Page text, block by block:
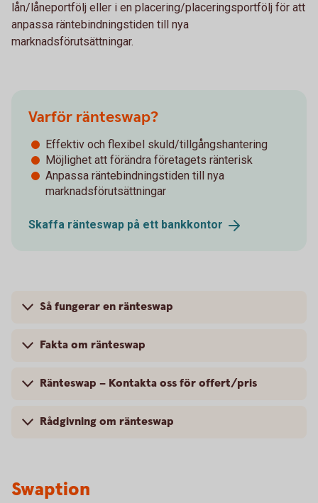
lån/låneportfölj eller i en placering/placeringsportfölj för att
anpassa räntebindningstiden till nya
marknadsförutsättningar.
Varför ränteswap?
Effektiv och flexibel skuld/tillgångshantering
Möjlighet att förändra företagets ränterisk
Anpassa räntebindningstiden till nya
marknadsförutsättningar
Skaffa ränteswap på ett bankkontor
Så fungerar en ränteswap
Fakta om ränteswap
Ränteswap – Kontakta oss för offert/pris
Rådgivning om ränteswap
Swaption